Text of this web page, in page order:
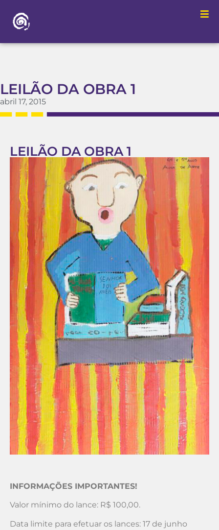
LEILÃO DA OBRA 1
abril 17, 2015
LEILÃO DA OBRA 1
INFORMAÇÕES IMPORTANTES!
Valor mínimo do lance: R$ 100,00.
Data limite para efetuar os lances: 17 de junho